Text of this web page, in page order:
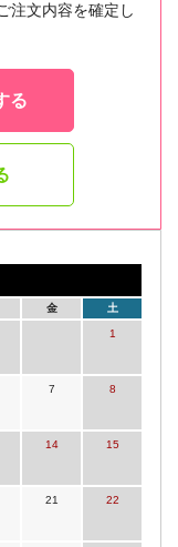
注文内容を確定し
る
金 土
1
7 8
14 15
21 22